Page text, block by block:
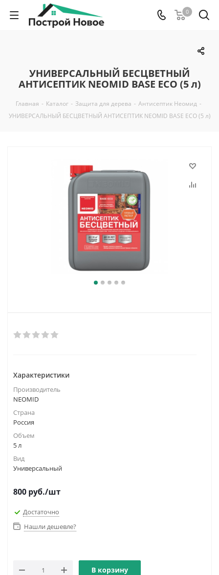
0
УНИВЕРСАЛЬНЫЙ БЕСЦВЕТНЫЙ
АНТИСЕПТИК NEOMID BASE ECO (5 л)
Главная - Каталог - Защита для дерева - Антисептик Неомид -
УНИВЕРСАЛЬНЫЙ БЕСЦВЕТНЫЙ АНТИСЕПТИК NEOMID BASE ECO (5 л)
Характеристики
Производитель
NEOMID
Страна
Россия
Объем
5 л
Вид
Универсальный
800 руб./шт
Достаточно
Нашли дешевле?
В корзину